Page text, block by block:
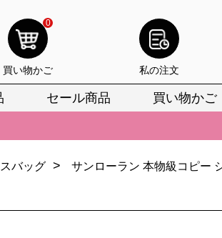
0
買い物かご 私の注文
セール商品 買い物かご
てお選びいただけます。
ただけます。
上がりをお見逃しなく。
お選びいただけます。
バッグ > サンローラン 本物級コピー